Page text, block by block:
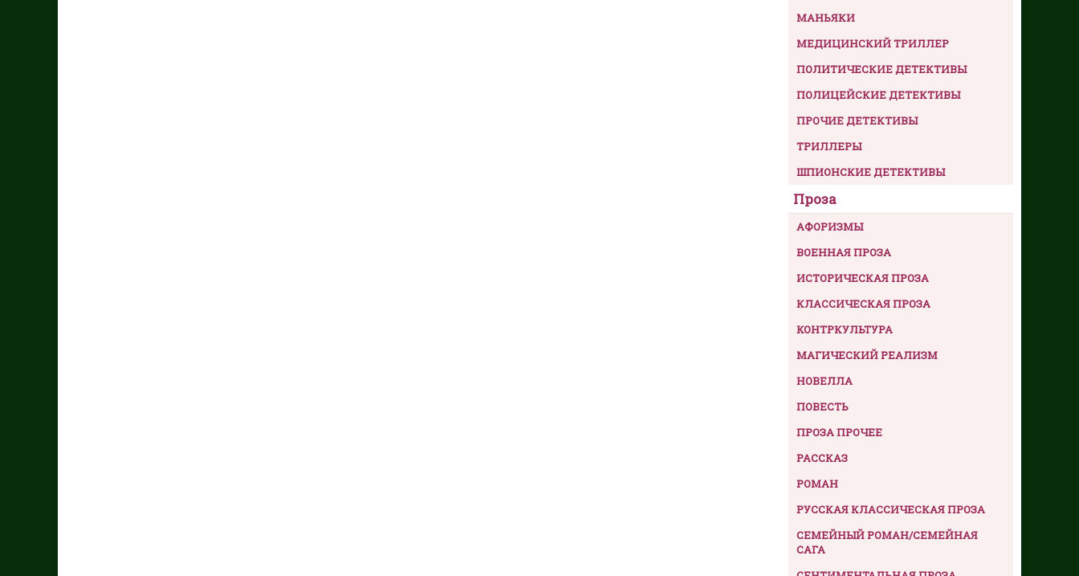
МАНЬЯКИ
МЕДИЦИНСКИЙ ТРИЛЛЕР
ПОЛИТИЧЕСКИЕ ДЕТЕКТИВЫ
ПОЛИЦЕЙСКИЕ ДЕТЕКТИВЫ
ПРОЧИЕ ДЕТЕКТИВЫ
ТРИЛЛЕРЫ
ШПИОНСКИЕ ДЕТЕКТИВЫ
Проза
АФОРИЗМЫ
ВОЕННАЯ ПРОЗА
ИСТОРИЧЕСКАЯ ПРОЗА
КЛАССИЧЕСКАЯ ПРОЗА
КОНТРКУЛЬТУРА
МАГИЧЕСКИЙ РЕАЛИЗМ
НОВЕЛЛА
ПОВЕСТЬ
ПРОЗА ПРОЧЕЕ
РАССКАЗ
РОМАН
РУССКАЯ КЛАССИЧЕСКАЯ ПРОЗА
СЕМЕЙНЫЙ РОМАН/СЕМЕЙНАЯ
САГА